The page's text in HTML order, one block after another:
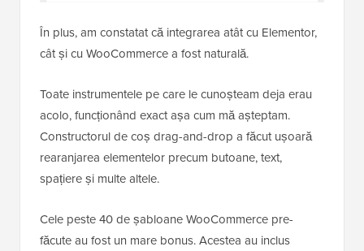
În plus, am constatat că integrarea atât cu Elementor,
cât și cu WooCommerce a fost naturală.
Toate instrumentele pe care le cunoșteam deja erau
acolo, funcționând exact așa cum mă așteptam.
Constructorul de coș drag-and-drop a făcut ușoară
rearanjarea elementelor precum butoane, text,
spațiere și multe altele.
Cele peste 40 de șabloane WooCommerce pre-
făcute au fost un mare bonus. Acestea au inclus